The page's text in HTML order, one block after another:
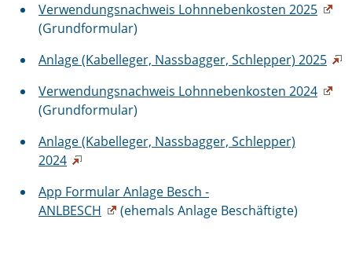
Verwendungsnachweis Lohnnebenkosten 2025
(Grundformular)
Anlage (Kabelleger, Nassbagger, Schlepper) 2025
Verwendungsnachweis Lohnnebenkosten 2024
(Grundformular)
Anlage (Kabelleger, Nassbagger, Schlepper)
2024
App Formular Anlage Besch -
ANLBESCH
(ehemals Anlage Beschäftigte)